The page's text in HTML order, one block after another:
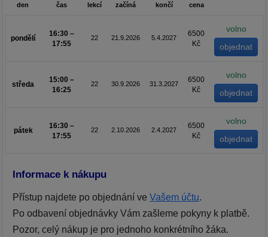
den čas lekcí začíná končí cena
pondělí
16:30 –
17:55
22 21.9.2026 5.4.2027
6500
Kč
volno
středa
15:00 –
16:25
22 30.9.2026 31.3.2027
6500
Kč
volno
pátek
16:30 –
17:55
22 2.10.2026 2.4.2027
6500
Kč
volno
Informace k nákupu
Přístup najdete po objednání ve Vašem účtu.
Po odbavení objednávky Vám zašleme pokyny k platbě.
Pozor, celý nákup je pro jednoho konkrétního žáka.